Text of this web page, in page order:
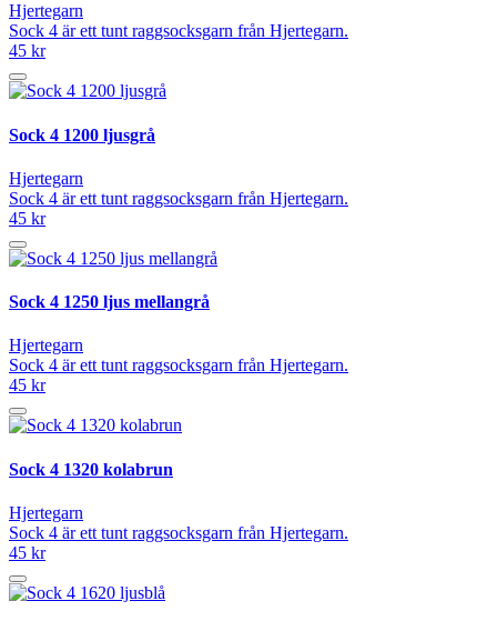
Hjertegarn
Sock 4 är ett tunt raggsocksgarn från Hjertegarn.
45 kr
Sock 4 1200 ljusgrå
Hjertegarn
Sock 4 är ett tunt raggsocksgarn från Hjertegarn.
45 kr
Sock 4 1250 ljus mellangrå
Hjertegarn
Sock 4 är ett tunt raggsocksgarn från Hjertegarn.
45 kr
Sock 4 1320 kolabrun
Hjertegarn
Sock 4 är ett tunt raggsocksgarn från Hjertegarn.
45 kr